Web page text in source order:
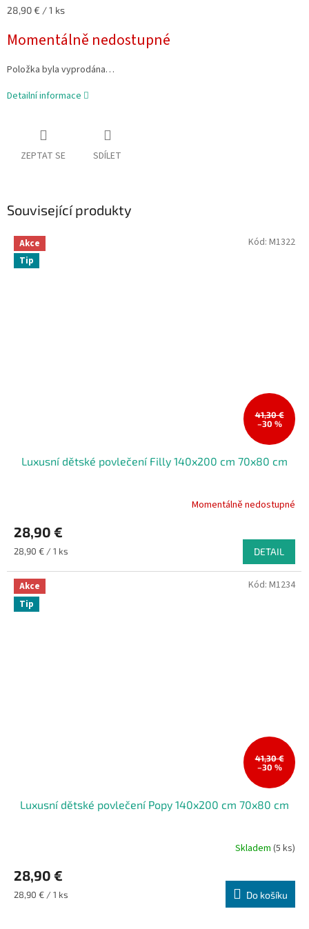
Měrná
28,90 € / 1 ks
Momentálně nedostupné
Položka byla vyprodána…
Detailní informace
ZEPTAT SE SDÍLET
Související produkty
Akce
Tip
41,30 €
–30 %
Luxusní dětské povlečení Filly 140x200 cm 70x80 cm
Momentálně nedostupné
28,90 €
Měrná
28,90 € / 1 ks DETAIL
Kód: M1322
Akce
Tip
41,30 €
–30 %
Luxusní dětské povlečení Popy 140x200 cm 70x80 cm
Skladem (5 ks)
28,90 €
Měrná
28,90 € / 1 ks Do košíku
Kód: M1234